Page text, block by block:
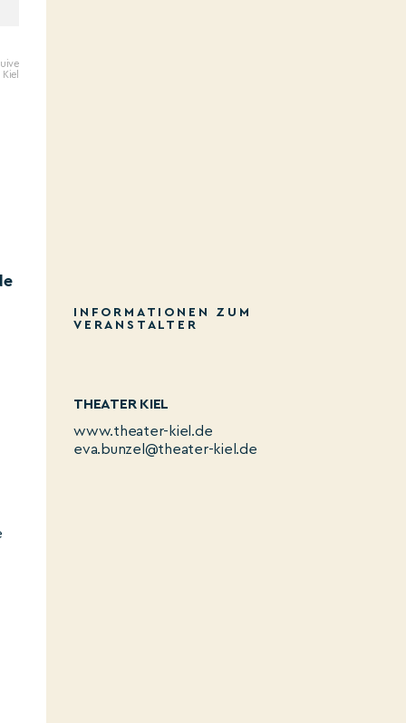
INFORMATIONEN ZUM
VERANSTALTER
THEATER KIEL
www.theater-kiel.de
eva.bunzel@theater-kiel.de